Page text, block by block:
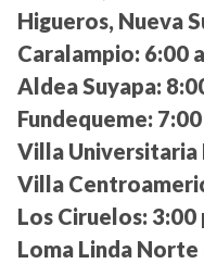
Higueros, Nueva
Caralampio: 6:00
Aldea Suyapa:
Fundequeme:
Villa Universitaria
Villa
Los Ciruelos: 3:00
Loma Linda